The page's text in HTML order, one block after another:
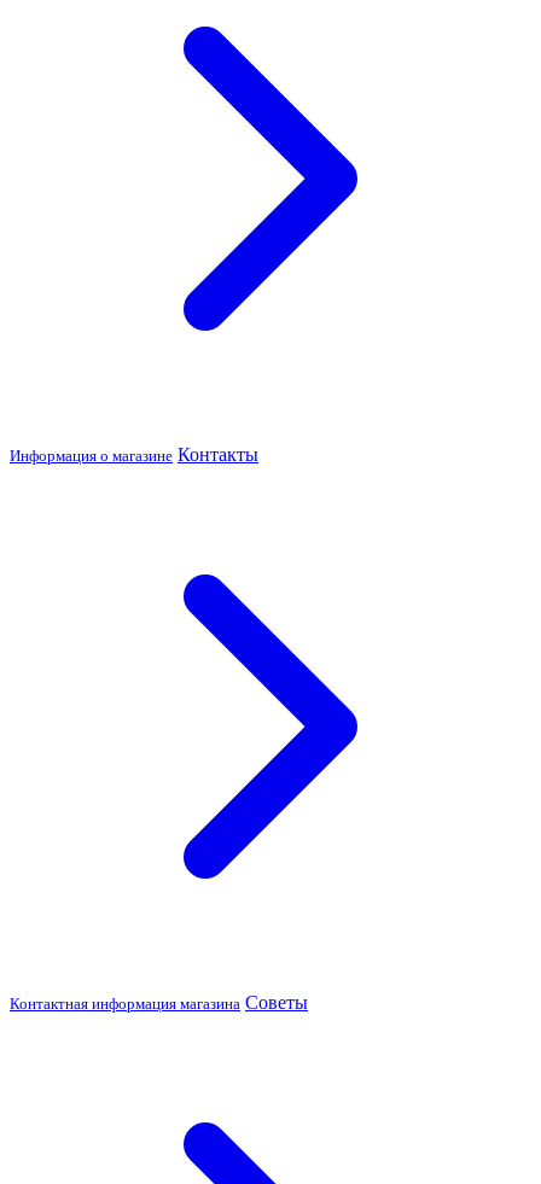
Информация о магазине Контакты
Контактная информация магазина Советы